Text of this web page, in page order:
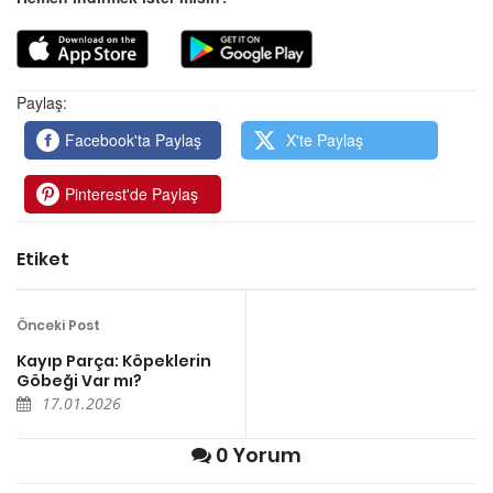
Paylaş:
Facebook'ta Paylaş
X'te Paylaş
Pinterest'de Paylaş
Etiket
Önceki Post
Kayıp Parça: Köpeklerin
Göbeği Var mı?
17.01.2026
0 Yorum